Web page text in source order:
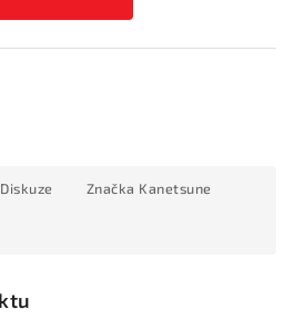
Diskuze Značka Kanetsune